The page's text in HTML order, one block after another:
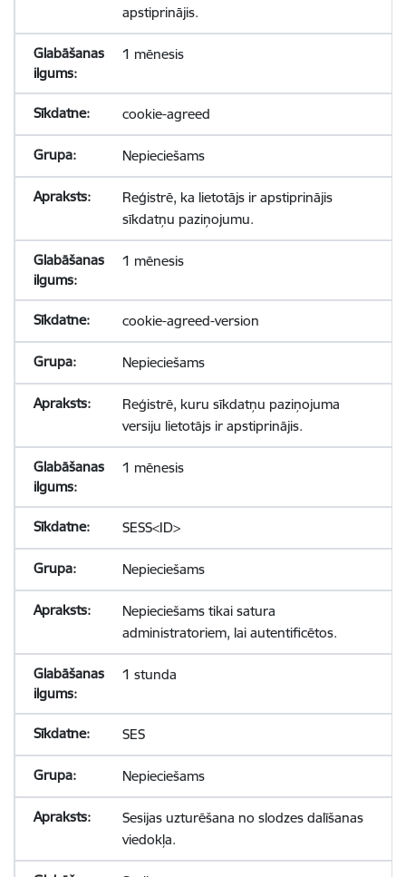
apstiprinājis.
1 mēnesis
cookie-agreed
Nepieciešams
Reģistrē, ka lietotājs ir apstiprinājis
sīkdatņu paziņojumu.
1 mēnesis
cookie-agreed-version
Nepieciešams
Reģistrē, kuru sīkdatņu paziņojuma
versiju lietotājs ir apstiprinājis.
1 mēnesis
SESS<ID>
Nepieciešams
Nepieciešams tikai satura
administratoriem, lai autentificētos.
1 stunda
SES
Nepieciešams
Sesijas uzturēšana no slodzes dalīšanas
viedokļa.